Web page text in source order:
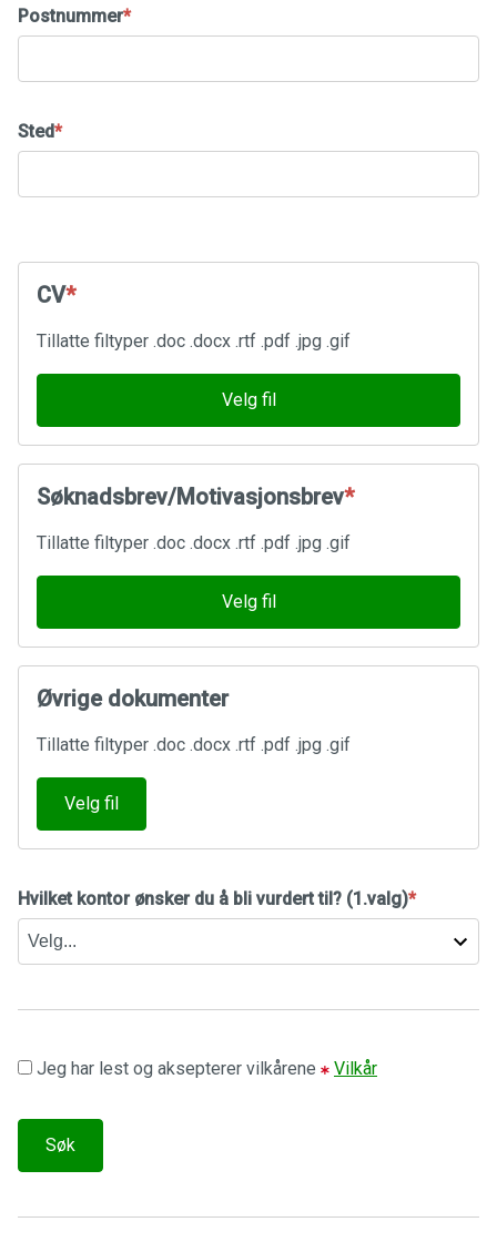
Postnummer*
Sted*
CV*
Tillatte filtyper .doc .docx .rtf .pdf .jpg .gif
Velg fil
Søknadsbrev/Motivasjonsbrev*
Tillatte filtyper .doc .docx .rtf .pdf .jpg .gif
Velg fil
Øvrige dokumenter
Tillatte filtyper .doc .docx .rtf .pdf .jpg .gif
Velg fil
Hvilket kontor ønsker du å bli vurdert til? (1.valg)*
Jeg har lest og aksepterer vilkårene Vilkår
Søk